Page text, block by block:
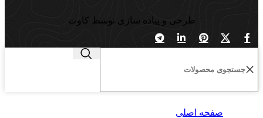
طرحی و پیاده سازی توسط کاوت
صفحه اصلی